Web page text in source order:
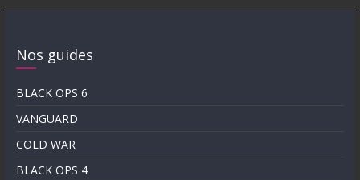
Nos guides
BLACK OPS 6
VANGUARD
COLD WAR
BLACK OPS 4